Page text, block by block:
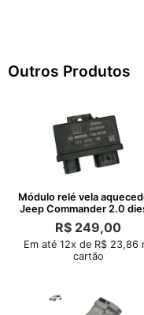
Outros Produtos
Módulo relé vela
Jeep Commander 2.0
2022
R$ 249,00
Em até 12x de R$ 23,86
cartão